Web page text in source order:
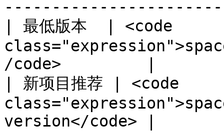
| 最低版本  | <code
/code>         |
| 新项目推荐 | <code
version</code> |